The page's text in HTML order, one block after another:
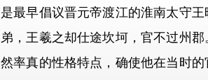
是最早倡议晋元帝渡江的淮南太守
弟，王羲之却仕途坎坷，官不过州
然率真的性格特点，确使他在当时